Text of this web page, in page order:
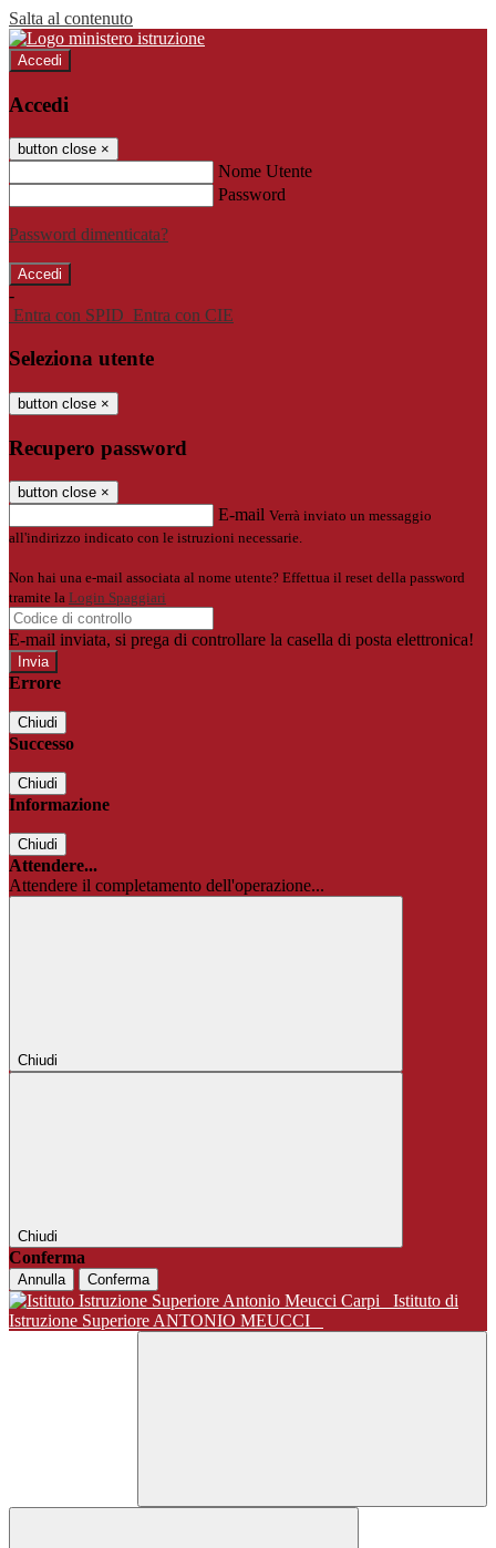
Salta al contenuto
Accedi
Accedi
button close ×
Nome Utente
Password
Password dimenticata?
-
Entra con SPID Entra con CIE
Seleziona utente
button close ×
Recupero password
button close ×
E-mail Verrà inviato un messaggio
all'indirizzo indicato con le istruzioni necessarie.
Non hai una e-mail associata al nome utente? Effettua il reset della password
tramite la Login Spaggiari
E-mail inviata, si prega di controllare la casella di posta elettronica!
Errore
Chiudi
Successo
Chiudi
Informazione
Chiudi
Attendere...
Attendere il completamento dell'operazione...
Chiudi
Chiudi
Conferma
Annulla Conferma
Istituto di
Istruzione Superiore ANTONIO MEUCCI